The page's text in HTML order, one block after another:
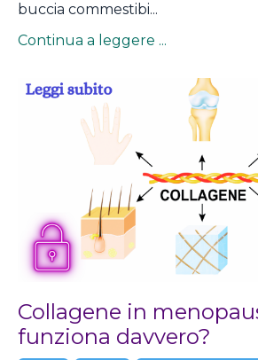
buccia commestibi...
Continua a leggere ...
Collagene in
funziona davvero?